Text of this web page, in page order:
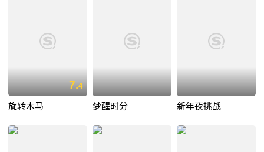
7.4
旋转木马 梦醒时分 新年夜挑战